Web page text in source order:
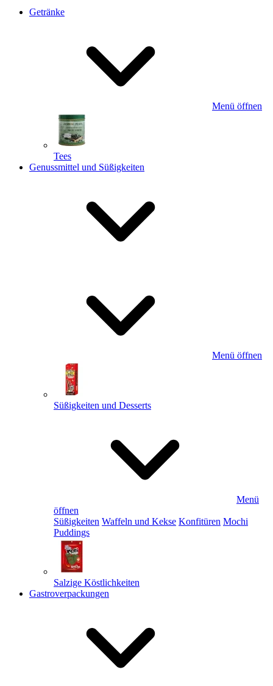
Getränke
Menü öffnen
Tees
Genussmittel und Süßigkeiten
Menü öffnen
Süßigkeiten und Desserts
Menü
öffnen
Süßigkeiten Waffeln und Kekse Konfitüren Mochi
Puddings
Salzige Köstlichkeiten
Gastroverpackungen